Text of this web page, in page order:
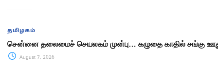
தமிழகம்
சென்னை தலைமைச் செயலகம் முன்பு… கழுதை காதில் சங்கு
August 7, 2026